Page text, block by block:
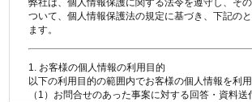
ついて、個人情報保護法の規定に基づき、下記の
ます。
1. お客様の個人情報の利用目的
以下の利用目的の範囲内でお客様の個人情報を利用
（1）お問合せのあった事案に対する回答・資料